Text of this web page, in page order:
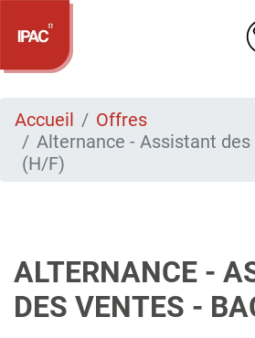
Aller
contenu
Accueil
Offres
Alternance - Assistant des
(H/F)
ALTERNANCE -
DES VENTES -